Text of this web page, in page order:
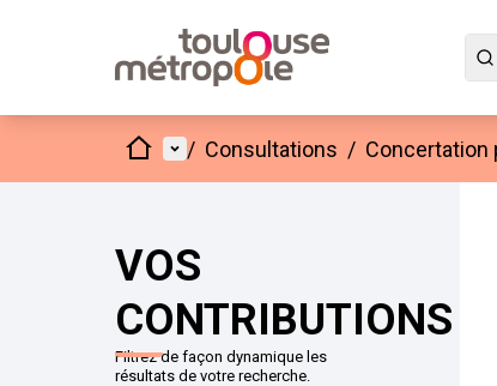
AccueilMenu principal
/ Consultations / Concertation
VOS
CONTRIBUTIONS
Filtrez de façon dynamique les
résultats de votre recherche.